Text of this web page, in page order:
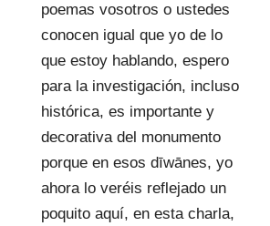
poemas vosotros o ustedes
conocen igual que yo de lo
que estoy hablando, espero
para la investigación, incluso
histórica, es importante y
decorativa del monumento
porque en esos dīwānes, yo
ahora lo veréis reflejado un
poquito aquí, en esta charla,